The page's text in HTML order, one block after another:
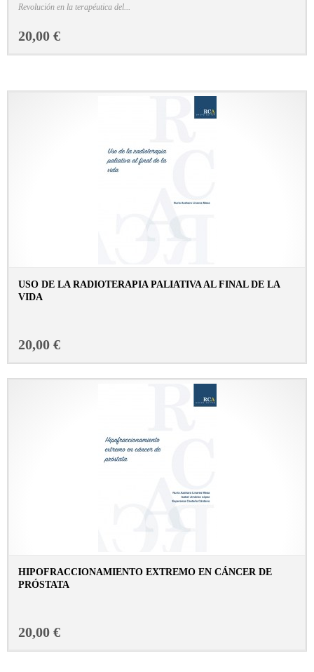
Revolución en la terapéutica del...
20,00 €
USO DE LA RADIOTERAPIA PALIATIVA AL FINAL DE LA
VIDA
20,00 €
HIPOFRACCIONAMIENTO EXTREMO EN CÁNCER DE
PRÓSTATA
20,00 €